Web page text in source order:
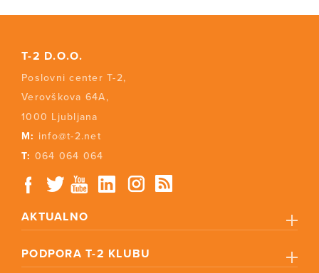
T-2 D.O.O.
Poslovni center T-2,
Verovškova 64A,
1000 Ljubljana
M: info@t-2.net
T: 064 064 064
AKTUALNO
PODPORA T-2 KLUBU